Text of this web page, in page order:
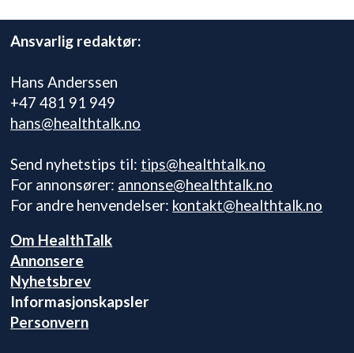
Ansvarlig redaktør:
Hans Anderssen
+47 481 91 949
hans@healthtalk.no
Send nyhetstips til: tips@healthtalk.no
For annonsører: annonse@healthtalk.no
For andre henvendelser: kontakt@healthtalk.no
Om HealthTalk
Annonsere
Nyhetsbrev
Informasjonskapsler
Personvern